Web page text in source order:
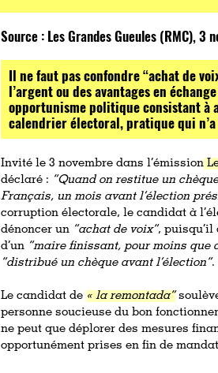
Source : Les Grandes Gueules (RMC), 3
Il ne faut pas confondre “achat de
l’argent ou des avantages en
opportunisme politique consistant à
calendrier électoral, pratique qui
Invité le 3 novembre dans l’émission
déclaré : “Quand on restitue un
Français, un mois avant l’élection
corruption électorale, le candidat à
dénoncer un “achat de voix”, puisqu’il
d’un “maire finissant, pour moins
“distribué un chèque avant l’élection”.
Le candidat de « la remontada”
personne soucieuse du bon
ne peut que déplorer des mesures
opportunément prises en fin de